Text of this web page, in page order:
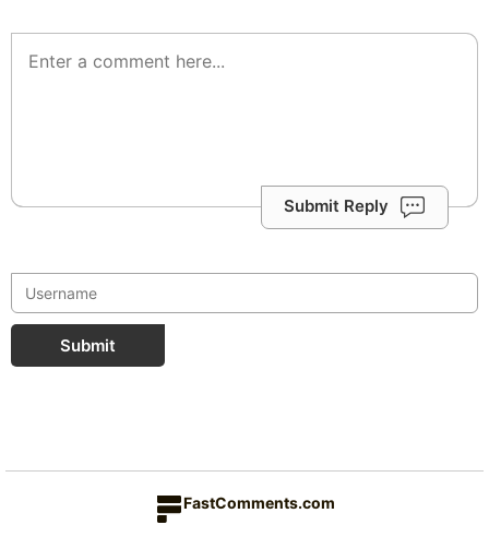
Submit Reply
Submit
FastComments.com